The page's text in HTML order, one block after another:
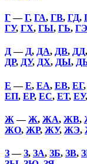
Г—Г, ГА, ГВ, ГД,
ГУ, ГХ, ГЫ, ГЬ, ГЭ
Д— Д, ДА, ДВ, ДД,
ДР, ДУ, ДХ, ДЫ,
Е —Е, ЕА, ЕВ, ЕГ,
ЕП, ЕР, ЕС, ЕТ, ЕУ,
Ж —Ж, ЖА, ЖВ,
ЖО, ЖР, ЖУ, ЖЭ,
З—З, ЗА, ЗБ, ЗВ,